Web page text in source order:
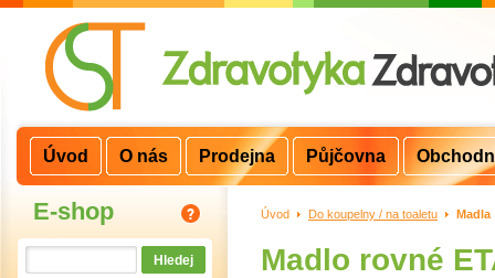
E-shop Úvod > Do koupelny / na toaletu > Madla
Madlo rovné
Úvod O nás Prodejna Půjčovna